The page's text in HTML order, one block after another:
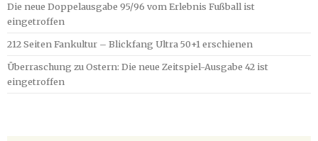
Die neue Doppelausgabe 95/96 vom Erlebnis Fußball ist
eingetroffen
212 Seiten Fankultur – Blickfang Ultra 50+1 erschienen
Überraschung zu Ostern: Die neue Zeitspiel-Ausgabe 42 ist
eingetroffen